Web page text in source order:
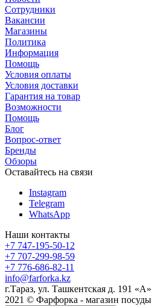
Сотрудники
Вакансии
Магазины
Политика
Информация
Помощь
Условия оплаты
Условия доставки
Гарантия на товар
Возможности
Помощь
Блог
Вопрос-ответ
Бренды
Обзоры
Оставайтесь на связи
Instagram
Telegram
WhatsApp
Наши контакты
+7 747-195-50-12
+7 707-299-98-59
+7 776-686-82-11
info@farforka.kz
г.Тараз, ул. Ташкентская д. 191 «А»
2021 © Фарфорка - магазин посуды